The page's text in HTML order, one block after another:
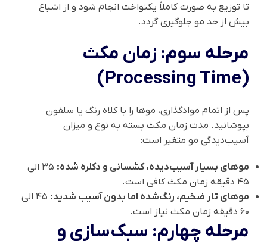
تا توزیع به صورت کاملاً یکنواخت انجام شود و از اشباع
بیش از حد مو جلوگیری گردد.
مرحله سوم: زمان مکث
(Processing Time)
پس از اتمام موادگذاری، موها را با کلاه رنگ یا سلفون
بپوشانید. مدت زمان مکث بسته به نوع و میزان
آسیب‌دیدگی مو متغیر است:
موهای بسیار آسیب‌دیده، کشسانی و دکلره شده:
۳۵ الی
۴۵ دقیقه زمان مکث کافی است.
موهای تار ضخیم، رنگ‌شده اما بدون آسیب شدید:
۴۵ الی
۶۰ دقیقه زمان مکث نیاز است.
مرحله چهارم: سبک‌سازی و